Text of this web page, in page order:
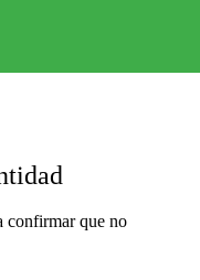
confirmar que no